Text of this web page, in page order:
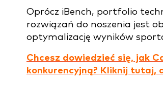
Oprócz iBench, portfolio
rozwiązań do noszenia jest
optymalizację wyników
Chcesz dowiedzieć się, jak
konkurencyjną? Kliknij tutaj,